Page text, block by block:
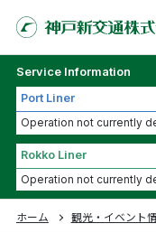
Service Information
Port Liner
Operation not currently
Rokko Liner
Operation not currently
ホーム 観光・イベント